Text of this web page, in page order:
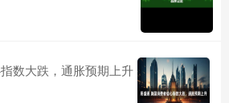
数大跌，通胀预期上升